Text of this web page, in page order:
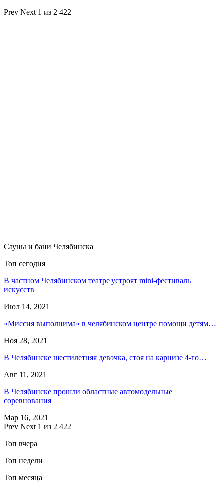
Prev Next 1 из 2 422
Сауны и бани Челябинска
Топ сегодня
В частном Челябинском театре устроят mini-фестиваль
искусств
Июл 14, 2021
«Миссия выполнима» в челябинском центре помощи детям…
Ноя 28, 2021
В Челябинске шестилетняя девочка, стоя на карнизе 4-го…
Авг 11, 2021
В Челябинске прошли областные автомодельные
соревнования
Мар 16, 2021
Prev Next 1 из 2 422
Топ вчера
Топ недели
Топ месяца